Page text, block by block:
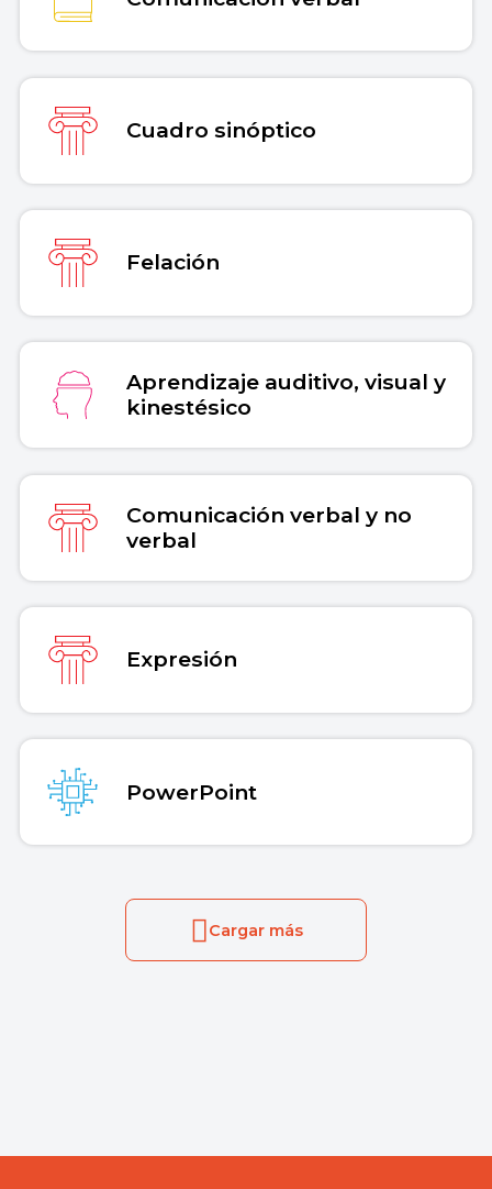
Cuadro sinóptico
Felación
Aprendizaje auditivo, visual y
kinestésico
Comunicación verbal y no
verbal
Expresión
PowerPoint
Cargar más